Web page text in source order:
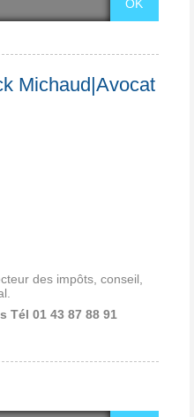
Michaud|Avocat
des impôts, conseil,
Tél 01 43 87 88 91